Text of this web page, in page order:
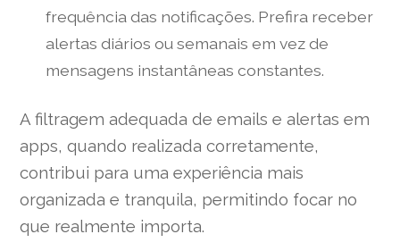
frequência das notificações. Prefira receber
alertas diários ou semanais em vez de
mensagens instantâneas constantes.
A filtragem adequada de emails e alertas em
apps, quando realizada corretamente,
contribui para uma experiência mais
organizada e tranquila, permitindo focar no
que realmente importa.